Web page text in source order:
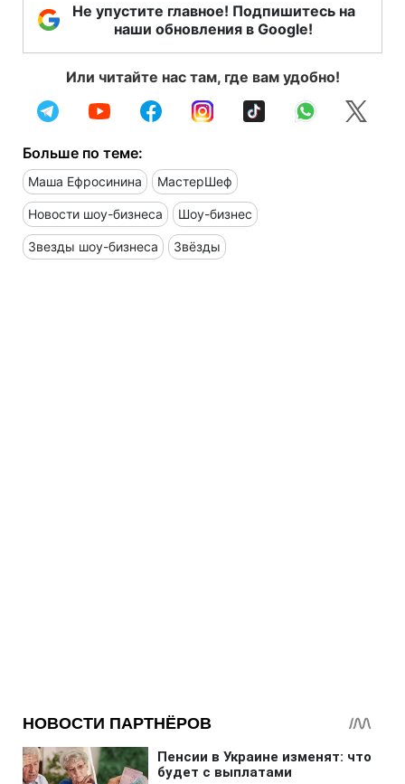
Не упустите главное! Подпишитесь на
наши обновления в Google!
Или читайте нас там, где вам удобно!
Больше по теме:
Маша Ефросинина МастерШеф
Новости шоу-бизнеса Шоу-бизнес
Звезды шоу-бизнеса Звёзды